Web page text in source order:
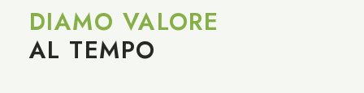
DIAMO VALORE
AL TEMPO